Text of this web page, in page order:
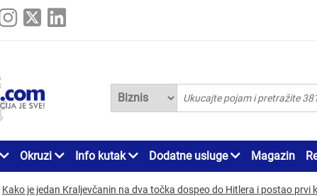
Okruzi Info kutak Dodatne usluge Magazin
Kako je jedan Kraljevčanin na dva točka dospeo do Hitlera i postao prvi